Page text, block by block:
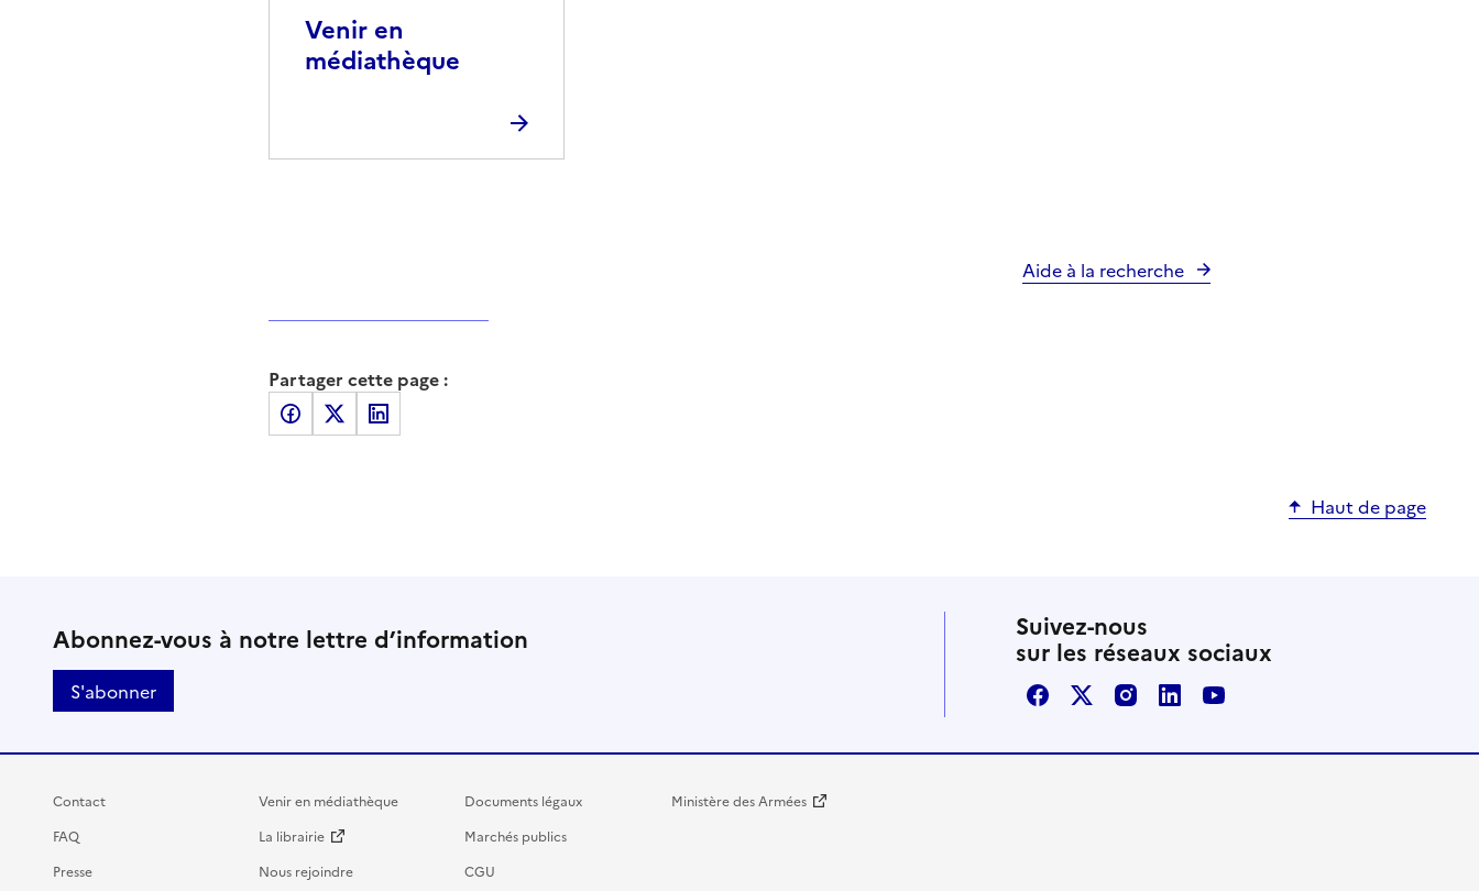
Venir en
médiathèque
Aide à la recherche
Partager cette page :
Partager sur Facebook
Partager sur XPartager sur LinkedIn
Haut de page
Abonnez-vous à notre lettre d’information
S'abonner
Suivez-nous
sur les réseaux sociaux
FacebookX / TwitterInstagram
LinkedInYoutube
Contact
FAQ
Presse
Venir en médiathèque
La librairie
Nous rejoindre
Documents légaux
Marchés publics
CGU
Ministère des Armées